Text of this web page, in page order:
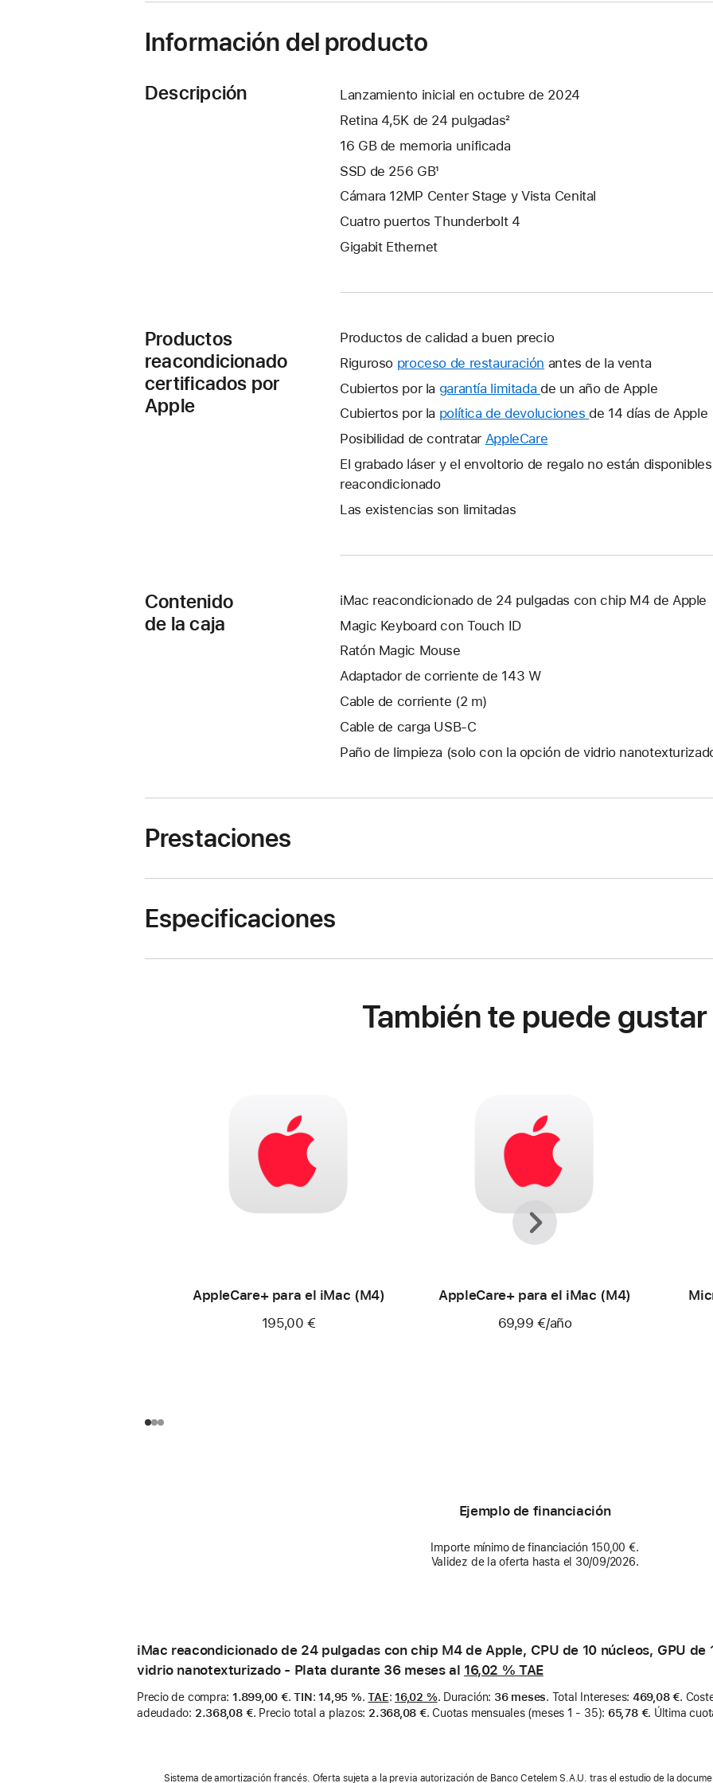
nueva)
Información del producto
Descripción
Lanzamiento inicial en octubre de 2024
Retina 4,5K de 24 pulgadas²
16 GB de memoria unificada
SSD de 256 GB¹
Cámara 12MP Center Stage y Vista Cenital
Cuatro puertos Thunderbolt 4
Gigabit Ethernet
Productos
reacondicionado
certificados por
Apple
Productos de calidad a buen precio
Riguroso proceso de restauración antes de la venta
Cubiertos por la garantía limitada Se
abrirá
ventana
nueva.
de un año de Apple
Cubiertos por la política de devoluciones Se
ventana
de 14 días de Apple
Posibilidad de contratar AppleCare
abrirá
El grabado láser y el envoltorio de regalo no están
reacondicionado
Las existencias son limitadas
Contenido
de la caja
iMac reacondicionado de 24 pulgadas con chip M4 de Apple
Magic Keyboard con Touch ID
Ratón Magic Mouse
Adaptador de corriente de 143 W
Cable de corriente (2 m)
Cable de carga USB‑C
Paño de limpieza (solo con la opción de vidrio
Prestaciones
Especificaciones
También te puede gustar
AppleCare+ para el iMac (M4)
195,00 €
AppleCare+ para el iMac (M4)
69,99 €/año
Ejemplo de financiación
Importe mínimo de financiación 150,00 €.
Validez de la oferta hasta el 30/09/2026.
iMac reacondicionado de 24 pulgadas con chip M4 de Apple, CPU de 10 núcleos, GPU
vidrio nanotexturizado - Plata durante 36 meses al 16,02 % TAE
Precio de compra: 1.899,00 €.TIN: 14,95 %.TAE: 16,02 %. Duración: 36 meses. Total Intereses: 469,08 €.
adeudado: 2.368,08 €. Precio total a plazos: 2.368,08 €.Cuotas mensuales (meses 1 - 35): 65,78 €. Última
Sistema de amortización francés. Oferta sujeta a la previa autorización de Banco Cetelem S.A.U. tras el estudio de la